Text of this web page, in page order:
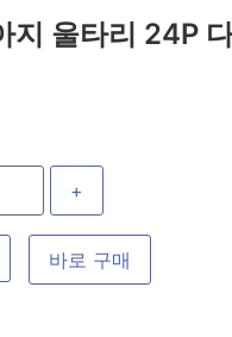
지 울타리 24P
+
바로 구매